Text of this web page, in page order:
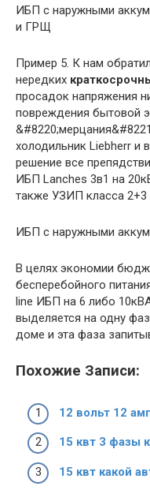
ИБП с наружными
и ГРЩ
Пример 5. К нам
нередких
просадок напряжения
повреждения бытовой
холодильник Liebherr и
решение все
ИБП Lanches 3в1 на
также УЗИП класса
ИБП с наружными
В целях экономии
бесперебойного
line ИБП на 6 либо
выделяется на одну
доме и эта фаза
Похожие Записи:
12 вольт 12
15 квт 3 фазы
15 квт какой